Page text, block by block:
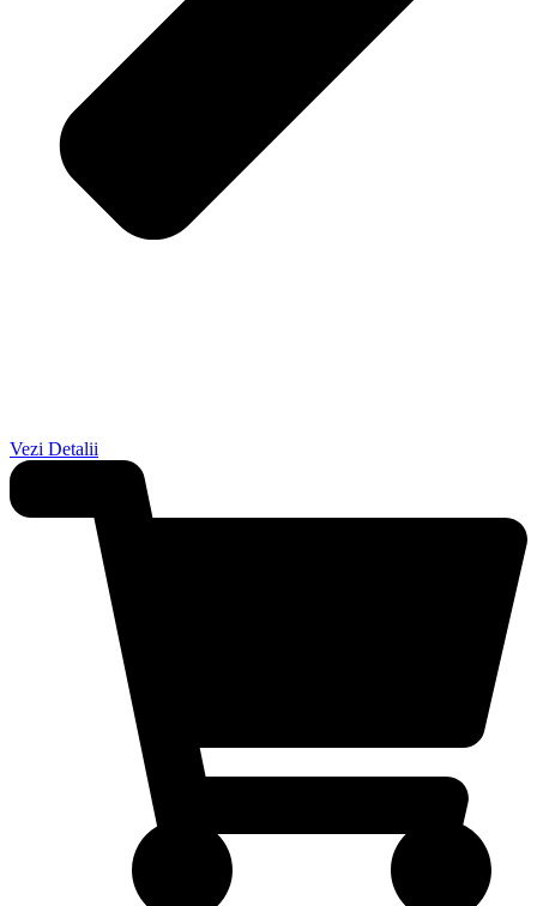
Vezi Detalii